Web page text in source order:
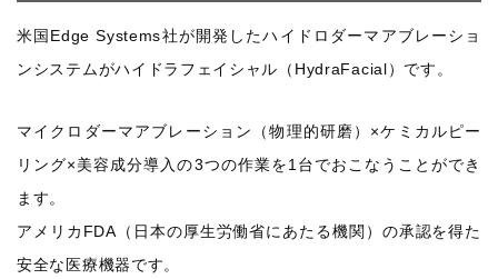
米国Edge Systems社が開発したハイドロダーマアブレーショ
ンシステムがハイドラフェイシャル（HydraFacial）です。
マイクロダーマアブレーション（物理的研磨）×ケミカルピー
リング×美容成分導入の3つの作業を1台でおこなうことができ
ます。
アメリカFDA（日本の厚生労働省にあたる機関）の承認を得た
安全な医療機器です。